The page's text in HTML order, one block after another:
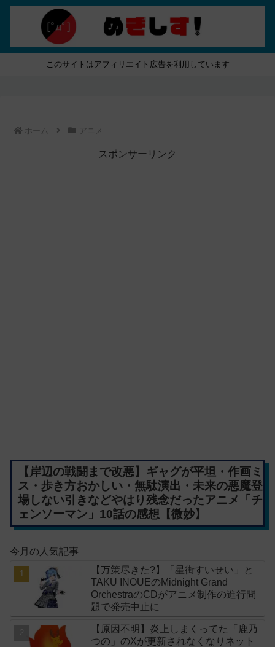
このサイトはアフィリエイト広告を利用しています
ホーム アニメ
スポンサーリンク
【岸辺の戦闘まで改悪】ギャグが平坦・作画ミ
ス・歩き方おかしい・無駄演出・未来の悪魔登
場しない引きなどやはり残念だったアニメ「チ
ェンソーマン」10話の感想【微妙】
今月の人気記事
【万策尽きた?】「星街すいせい」と
TAKU INOUEのMidnight Grand
OrchestraのCDがアニメ制作の進行問
題で発売中止に
【原因不明】炎上しまくってた「鹿乃
つの」のXが更新されなくなりネット